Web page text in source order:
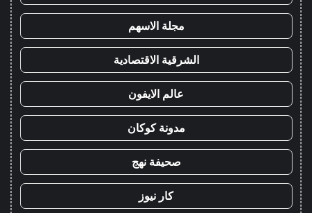
مجلة الاسهم
الشرقية الاقتصادية
عالم الايفون
مدونة كوكان
صحيفة نهج
كار نيوز